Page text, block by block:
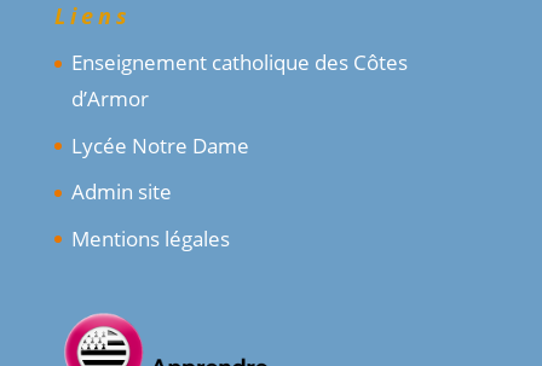
Liens
Enseignement catholique des Côtes
d’Armor
Lycée Notre Dame
Admin site
Mentions légales